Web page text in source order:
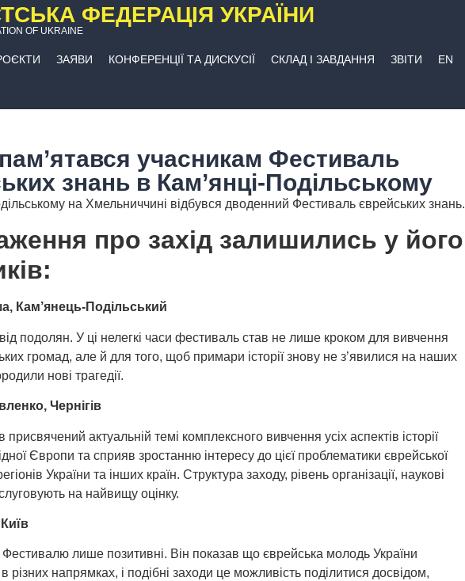
ФЕДЕРАЦІЯ УКРАЇНИ
OF UKRAINE
ЗАЯВИ КОНФЕРЕНЦІЇ ТА ДИСКУСІЇ СКЛАД І ЗАВДАННЯ ЗВІТИ EN
учасникам Фестиваль
знань в Кам’янці-Подільському
на Хмельниччині відбувся дводенний Фестиваль єврейських знань.
про захід залишились у його
Кам’янець-Подільський
подолян. У ці нелегкі часи фестиваль став не лише кроком для вивчення
громад, але й для того, щоб примари історії знову не з’явилися на наших
нові трагедії.
Чернігів
актуальній темі комплексного вивчення усіх аспектів історії
Європи та сприяв зростанню інтересу до цієї проблематики єврейської
України та інших країн. Структура заходу, рівень організації, наукові
на найвищу оцінку.
лише позитивні. Він показав що єврейська молодь України
різних напрямках, і подібні заходи це можливість поділитися досвідом,